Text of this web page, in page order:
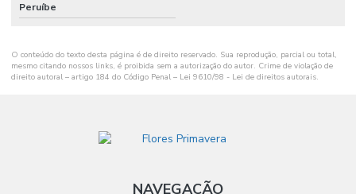
Peruíbe
O conteúdo do texto desta página é de direito reservado. Sua reprodução, parcial ou total,
mesmo citando nossos links, é proibida sem a autorização do autor. Crime de violação de
direito autoral – artigo 184 do Código Penal – Lei 9610/98 - Lei de direitos autorais.
NAVEGAÇÃO